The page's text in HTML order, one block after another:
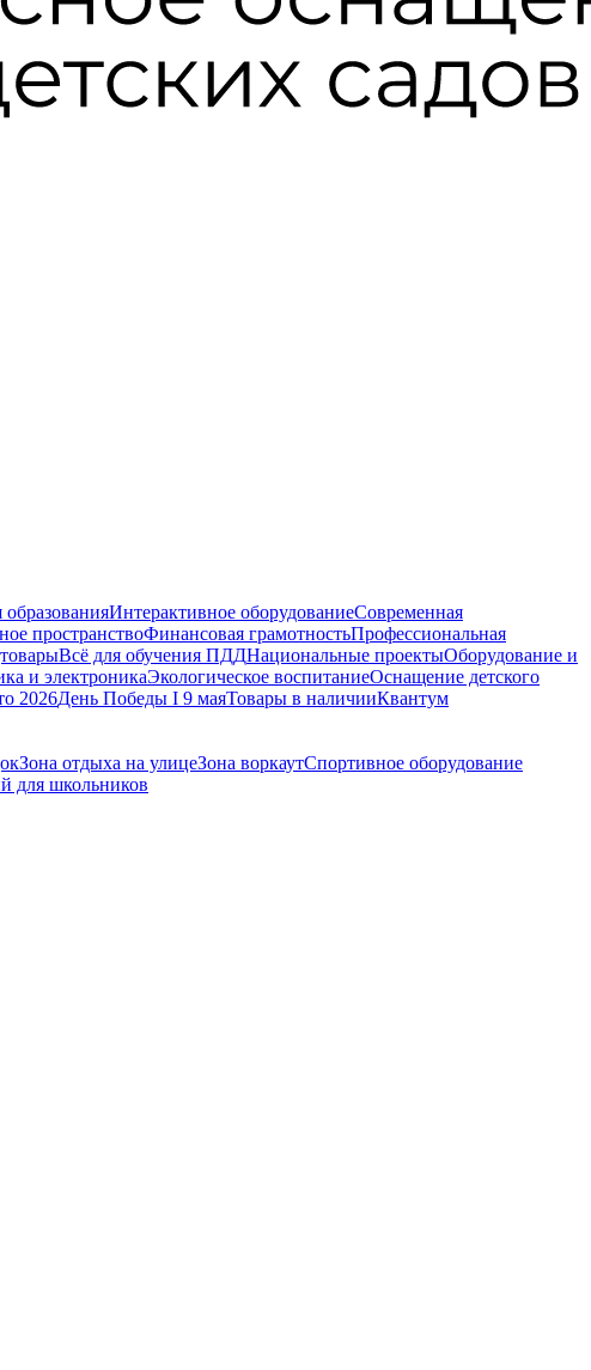
Интерактивное оборудованиеСовременная
пространствоФинансовая грамотностьПрофессиональная
Всё для обучения ПДДНациональные проектыОборудование и
и электроникаЭкологическое воспитаниеОснащение детского
2026День Победы I 9 маяТовары в наличииКвантум
Зона отдыха на улицеЗона воркаутСпортивное оборудование
для школьников